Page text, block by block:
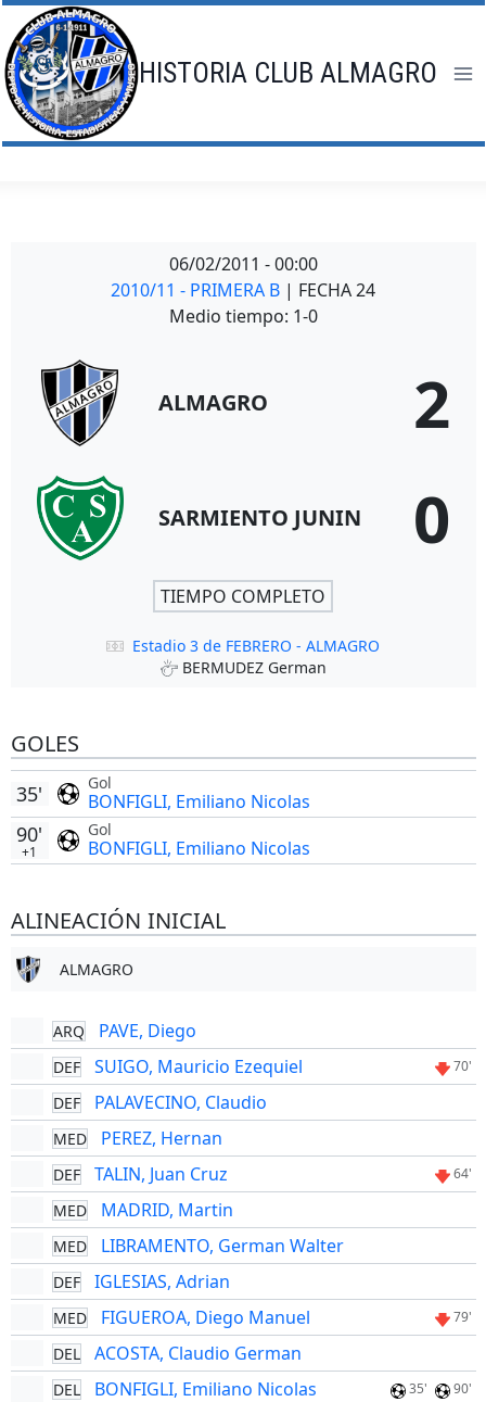
Saltar
al
contenido
HISTORIA CLUB ALMAGRO
06/02/2011 - 00:00
2010/11 - PRIMERA B | FECHA 24
Medio tiempo: 1-0
ALMAGRO 2
SARMIENTO JUNIN 0
TIEMPO COMPLETO
Estadio 3 de FEBRERO - ALMAGRO
BERMUDEZ German
GOLES
Gol
BONFIGLI, Emiliano Nicolas
35'
Gol
BONFIGLI, Emiliano Nicolas
90'
+1
ALINEACIÓN INICIAL
ALMAGRO
ARQ PAVE, Diego
DEF SUIGO, Mauricio Ezequiel 70'
DEF PALAVECINO, Claudio
MED PEREZ, Hernan
DEF TALIN, Juan Cruz 64'
MED MADRID, Martin
MED LIBRAMENTO, German Walter
DEF IGLESIAS, Adrian
MED FIGUEROA, Diego Manuel 79'
DEL ACOSTA, Claudio German
DEL BONFIGLI, Emiliano Nicolas 35' 90'